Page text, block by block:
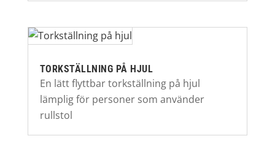
TORKSTÄLLNING PÅ HJUL
En lätt flyttbar torkställning på hjul
lämplig för personer som använder
rullstol